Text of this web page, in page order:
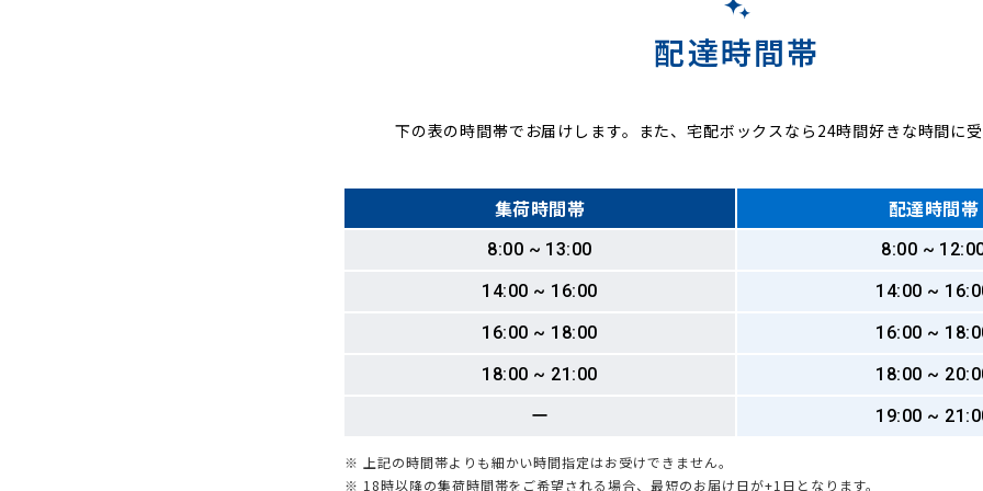
配達時間帯
下の表の時間帯でお届けします。また、宅配ボックスなら24時間好きな時間に
集荷時間帯 配達時間帯
8:00 ~ 13:00
8:00 ~
14:00 ~ 16:00
14:00 ~
16:00 ~ 18:00
16:00 ~
18:00 ~ 21:00
18:00 ~
ー
19:00 ~
※ 上記の時間帯よりも細かい時間指定はお受けできません。
※ 18時以降の集荷時間帯をご希望される場合、最短のお届け日が+1日となります。